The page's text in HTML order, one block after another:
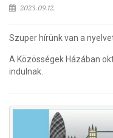
2023.09.12.
Szuper hírünk van a
A Közösségek Házában
indulnak.